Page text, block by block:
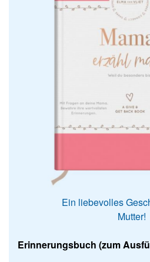
Ein liebevolles
Mutter!
Erinnerungsbuch (zum